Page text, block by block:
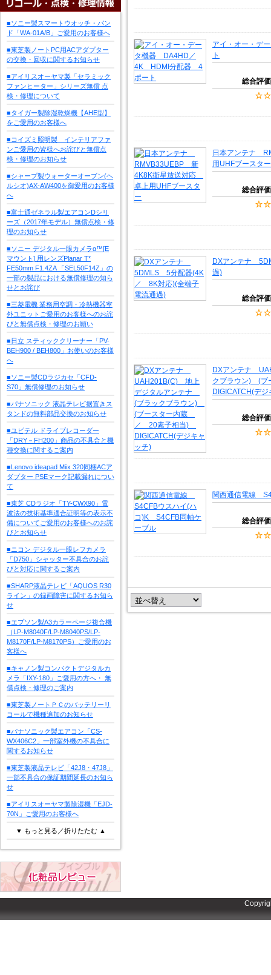
■ソニー製スマートウオッチ・バン
ド「WA-01A/B」ご愛用のお客様へ
■東芝製ノートPC用ACアダプター
の交換・回収に関するお知らせ
■アイリスオーヤマ製「セラミック
ファンヒーター」シリーズ無償 点
検・修理について
■タイガー製除湿乾燥機【AHE型】
をご愛用のお客様へ
■コイズミ照明製 インテリアファ
ンご愛用の皆様へお詫びと無償点
検・修理のお知らせ
■シャープ製ウォーターオーブン(ヘ
ルシオ)AX-AW400を御愛用のお客様
へ
■富士通ゼネラル製エアコンDシリ
ーズ（2017年モデル）無償点検・修
理のお知らせ
■ソニー デジタル一眼カメラα™[E
マウント] 用レンズPlanar T*
FE50mm F1.4ZA 「SEL50F14Z」の
一部の製品における無償修理の知ら
せとお詫び
■三菱電機 業務用空調・冷熱機器室
外ユニットご愛用のお客様へのお詫
びと無償点検・修理のお願い
■日立 スティッククリーナー「PV-
BEH900 / BEH800」お使いのお客様
へ
■ソニー製CDラジカセ「CFD-
S70」無償修理のお知らせ
■パナソニック 液晶テレビ据置きス
タンドの無料部品交換のお知らせ
■ユピテル ドライブレコーダー
「DRY－FH200」商品の不具合と機
種交換に関するご案内
■Lenovo ideapad Miix 320同梱ACア
ダプター PSEマーク記載漏れについ
て
■東芝 CDラジオ「TY-CWX90」電
波法の技術基準適合証明等の表示不
備についてご愛用のお客様へのお詫
びとお知らせ
■ニコン デジタル一眼レフカメラ
「D750」シャッター不具合のお詫
びと対応に関するご案内
■SHARP液晶テレビ「AQUOS R30
ライン」の録画障害に関するお知ら
せ
■エプソン製A3カラーページ複合機
（LP-M8040F/LP-M8040PS/LP-
M8170F/LP-M8170PS）ご愛用のお
客様へ
■キャノン製コンパクトデジタルカ
メラ「IXY-180」ご愛用の方へ・ 無
償点検・修理のご案内
■東芝製ノートＰＣのバッテリーリ
コールで機種追加のお知らせ
■パナソニック製エアコン「CS-
WX406C2」一部室外機の不具合に
関するお知らせ
■東芝製液晶テレビ「42J8・47J8」
一部不具合の保証期間延長のお知ら
せ
■アイリスオーヤマ製除湿機「EJD-
70N」ご愛用のお客様へ
▼ もっと見る／折りたたむ ▲
アイ・オー・デ
ト
総合評価
日本アンテナ
用UHFブースター
総合評価
DXアンテナ
過)
総合評価
DXアンテナ
クブラウン) (
DIGICATCH(デ
総合評価
関西通信電線
総合評価